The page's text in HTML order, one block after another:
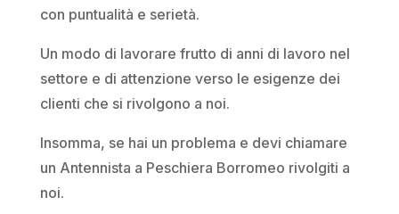
con puntualità e serietà.
Un modo di lavorare frutto di anni di lavoro nel
settore e di attenzione verso le esigenze dei
clienti che si rivolgono a noi.
Insomma, se hai un problema e devi chiamare
un Antennista a Peschiera Borromeo rivolgiti a
noi.